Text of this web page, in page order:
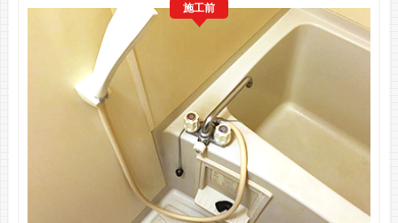
施工前